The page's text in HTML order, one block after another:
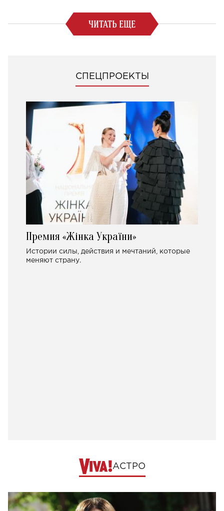
ЧИТАТЬ ЕЩЕ
СПЕЦПРОЕКТЫ
Премия «Жінка України»
Истории силы, действия и мечтаний, которые
меняют страну.
АСТРО